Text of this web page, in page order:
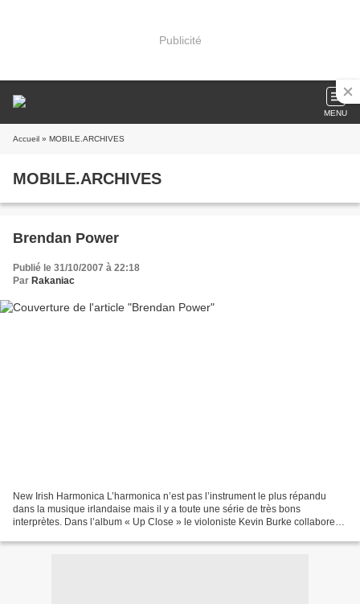
Publicité
MENU
Accueil » MOBILE.ARCHIVES
MOBILE.ARCHIVES
Brendan Power
Publié le 31/10/2007 à 22:18
Par Rakaniac
New Irish Harmonica L’harmonica n’est pas l’instrument le plus répandu
dans la musique irlandaise mais il y a toute une série de très bons
interprètes. Dans l’album « Up Close » le violoniste Kevin Burke collabore